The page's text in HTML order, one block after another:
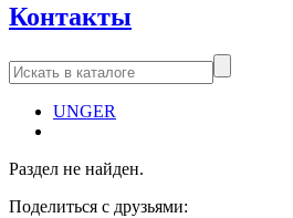
Контакты
UNGER
Раздел не найден.
Поделиться с друзьями: